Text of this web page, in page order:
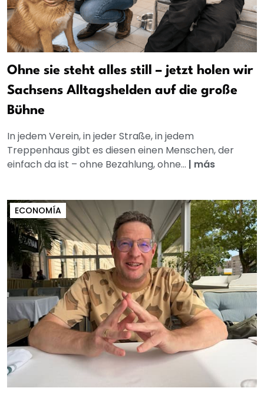
Ohne sie steht alles still – jetzt holen wir
Sachsens Alltagshelden auf die große
Bühne
In jedem Verein, in jeder Straße, in jedem
Treppenhaus gibt es diesen einen Menschen, der
einfach da ist – ohne Bezahlung, ohne... | más
ECONOMÍA